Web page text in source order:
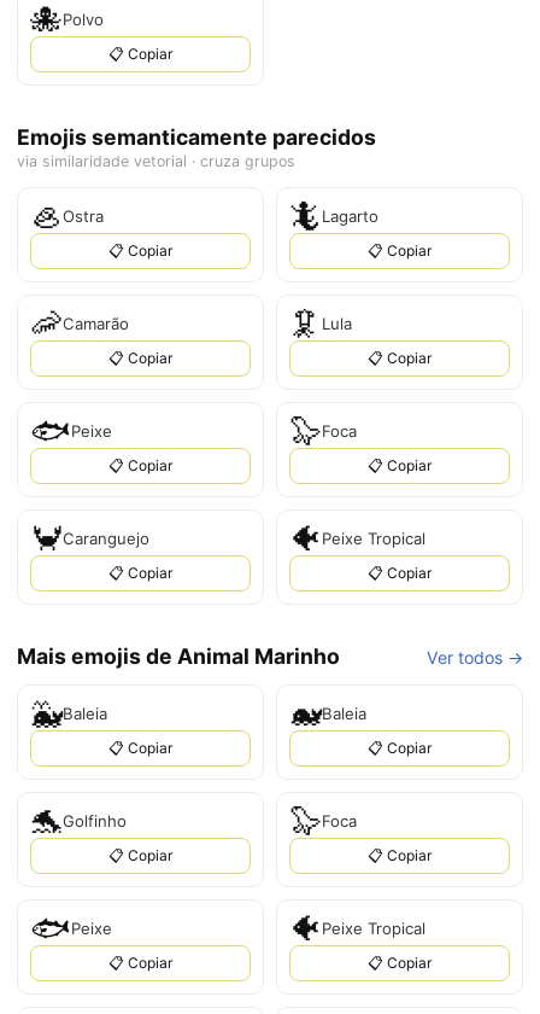
🐙Polvo
📋 Copiar
Emojis semanticamente parecidos
via similaridade vetorial · cruza grupos
🦪Ostra
📋 Copiar
🦎 Lagarto
📋 Copiar
🦐Camarão
📋 Copiar
🦑 Lula
📋 Copiar
🐟Peixe
📋 Copiar
🦭Foca
📋 Copiar
🦀Caranguejo
📋 Copiar
🐠 Peixe Tropical
📋 Copiar
Mais emojis de Animal Marinho Ver todos →
🐳Baleia
📋 Copiar
🐋Baleia
📋 Copiar
🐬Golfinho
📋 Copiar
🦭Foca
📋 Copiar
🐟Peixe
📋 Copiar
🐠 Peixe Tropical
📋 Copiar